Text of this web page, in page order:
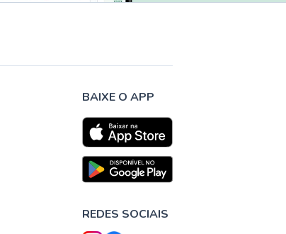
BAIXE O APP
REDES SOCIAIS